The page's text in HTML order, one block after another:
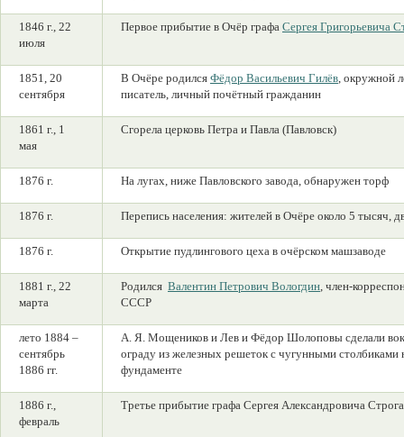
1846 г., 22
июля
Первое прибытие в Очёр графа Сергея Григорьевича
1851, 20
сентября
В Очёре родился Фёдор Васильевич Гилёв, окружной
писатель, личный почётный гражданин
1861 г., 1
мая
Сгорела церковь Петра и Павла (Павловск)
1876 г. На лугах, ниже Павловского завода, обнаружен торф
1876 г. Перепись населения: жителей в Очёре около 5 тысяч,
1876 г. Открытие пудлингового цеха в очёрском машзаводе
1881 г., 22
марта
Родился Валентин Петрович Вологдин, член-
СССР
лето 1884 –
сентябрь
1886 гг.
А. Я. Мощеников и Лев и Фёдор Шолоповы сделали
ограду из железных решеток с чугунными столбиками
фундаменте
1886 г.,
февраль
Третье прибытие графа Сергея Александровича